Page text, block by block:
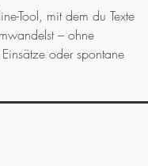
Tool, mit dem du Texte
– ohne
oder spontane